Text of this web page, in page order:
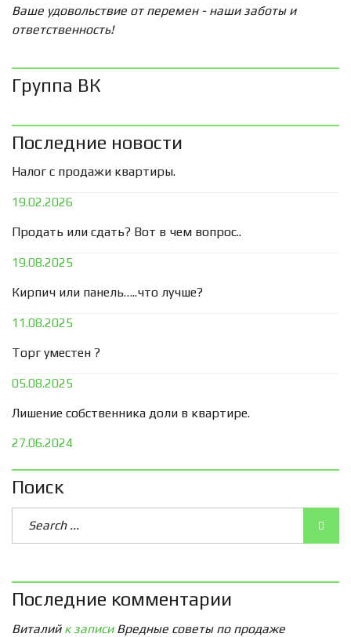
Ваше удовольствие от перемен - наши заботы и
ответственность!
Группа ВК
Последние новости
Налог с продажи квартиры.
19.02.2026
Продать или сдать? Вот в чем вопрос..
19.08.2025
Кирпич или панель…..что лучше?
11.08.2025
Торг уместен ?
05.08.2025
Лишение собственника доли в квартире.
27.06.2024
Поиск
Последние комментарии
Виталийк записи Вредные советы по продаже